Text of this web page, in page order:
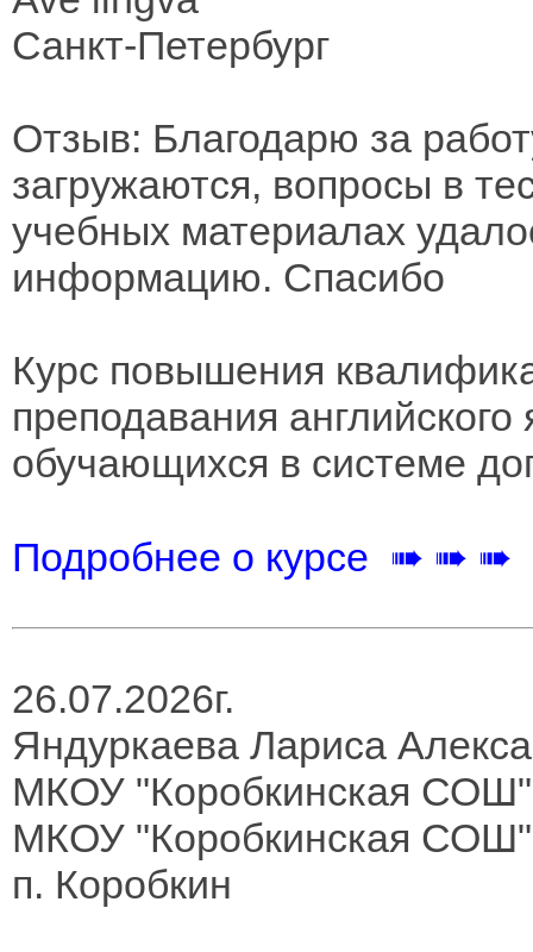
Cанкт-Петербург
Отзыв: Благодарю за
загружаются, вопросы в
учебных материалах
информацию. Спасибо
Курс повышения
преподавания
обучающихся в системе
Подробнее о курсе ➠ ➠ ➠
26.07.2026г.
Яндуркаева Лариса
МКОУ "Коробкинская СОШ"
МКОУ "Коробкинская СОШ"
п. Коробкин